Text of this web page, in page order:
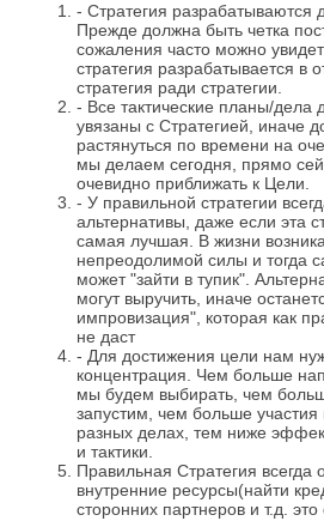
- Стратегия разрабатываются
Прежде должна быть четка
сожаления часто можно
стратегия разрабатывается в
стратегия ради стратегии.
- Все тактические планы/дела
увязаны с Стратегией, иначе
растянуться по времени на
мы делаем сегодня, прямо
очевидно приближать к Цели.
- У правильной стратегии
альтернативы, даже если эта
самая лучшая. В жизни
непреодолимой силы и тогда
может "зайти в тупик".
могут выручить, иначе
импровизация", которая как
не даст
- Для достижения цели нам
концентрация. Чем больше
мы будем выбирать, чем
запустим, чем больше
разных делах, тем ниже
и тактики.
Правильная Стратегия всегда
внутренние ресурсы(найти
сторонних партнеров и т.д.